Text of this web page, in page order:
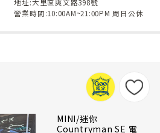
地址:大里區爽文路398號
營業時間:10:00AM~21:00PM 周日公休
MINI/迷你
Countryman SE 電